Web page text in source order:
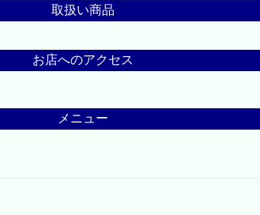
取扱い商品
お店へのアクセス
メニュー